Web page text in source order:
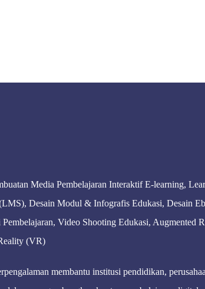
Media Pembelajaran Interaktif E-learning,
Desain Modul & Infografis Edukasi, Desain
Pembelajaran, Video Shooting Edukasi, Augmented
(VR)
membantu institusi pendidikan,